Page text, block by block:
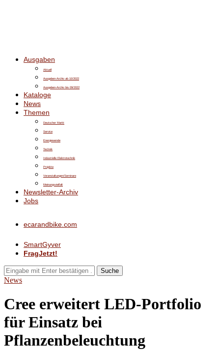
Ausgaben
Aktuell
Ausgaben-Archiv ab 10/2022
Ausgaben-Archiv bis 09/2022
Kataloge
News
Themen
Deutscher Markt
Service
Energiewende
Technik
Industrielle Elektrotechnik
Projekte
Veranstaltungen/Seminare
Meinungsvielfalt
Newsletter-Archiv
Jobs
ecarandbike.com
SmartGyver
FragJetzt!
Suche
News
Cree erweitert LED-Portfolio
für Einsatz bei
Pflanzenbeleuchtung